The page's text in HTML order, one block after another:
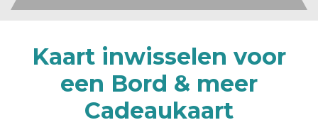
Kaart inwisselen voor
een Bord & meer
Cadeaukaart